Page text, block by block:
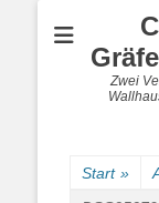
Zwei
Start »